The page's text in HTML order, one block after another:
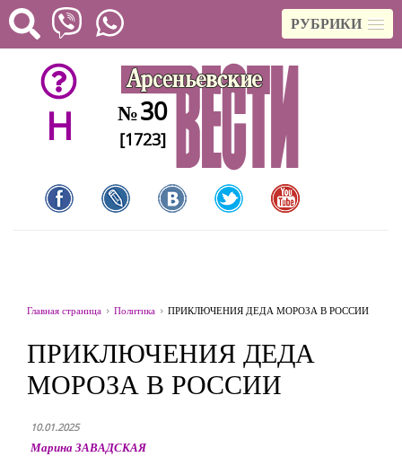
РУБРИКИ
H №30
[1723]
Главная страница Политика ПРИКЛЮЧЕНИЯ ДЕДА МОРОЗА В РОССИИ
ПРИКЛЮЧЕНИЯ ДЕДА
МОРОЗА В РОССИИ
10.01.2025
Марина ЗАВАДСКАЯ